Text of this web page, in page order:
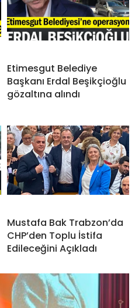
Etimesgut Belediye
Başkanı Erdal Beşikçioğlu
gözaltına alındı
Mustafa Bak Trabzon’da
CHP’den Toplu İstifa
Edileceğini Açıkladı